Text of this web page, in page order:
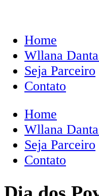
Home
Wllana
Seja Parceiro
Contato
Home
Wllana
Seja Parceiro
Contato